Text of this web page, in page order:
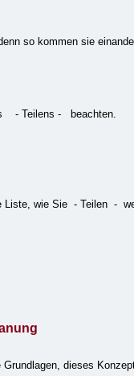
so kommen sie
- Teilens - beachten.
Liste, wie Sie - Teilen -
Grundlagen, dieses